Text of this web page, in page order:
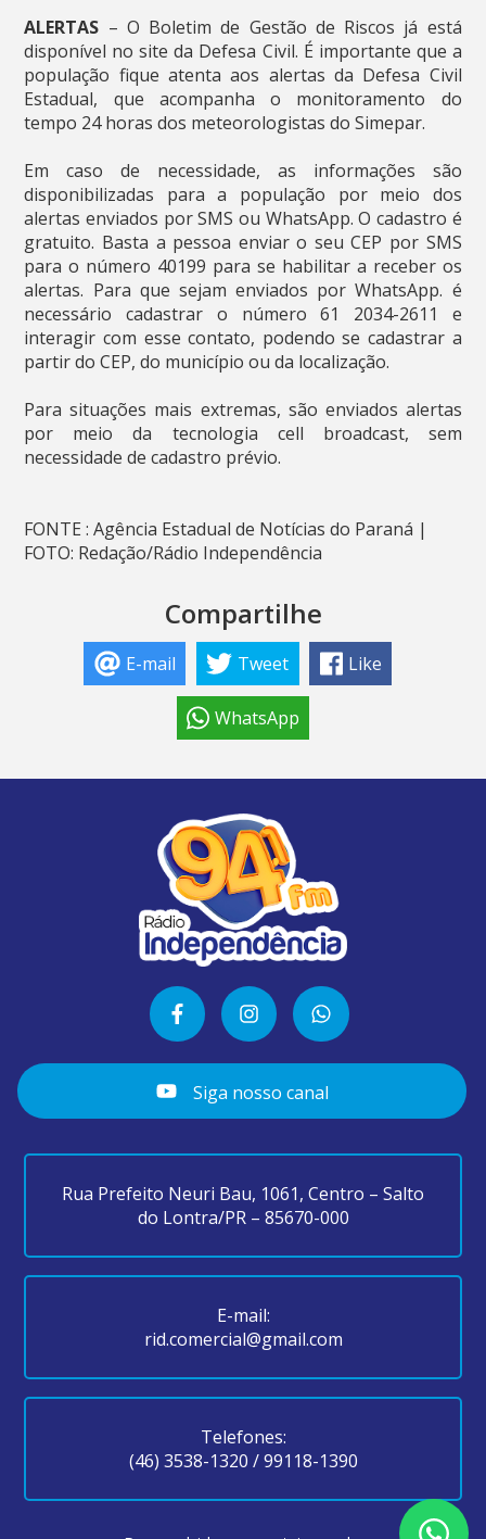
ALERTAS – O Boletim de Gestão de Riscos já está
disponível no site da Defesa Civil. É importante que a
população fique atenta aos alertas da Defesa Civil
Estadual, que acompanha o monitoramento do
tempo 24 horas dos meteorologistas do Simepar.
Em caso de necessidade, as informações são
disponibilizadas para a população por meio dos
alertas enviados por SMS ou WhatsApp. O cadastro é
gratuito. Basta a pessoa enviar o seu CEP por SMS
para o número 40199 para se habilitar a receber os
alertas. Para que sejam enviados por WhatsApp. é
necessário cadastrar o número 61 2034-2611 e
interagir com esse contato, podendo se cadastrar a
partir do CEP, do município ou da localização.
Para situações mais extremas, são enviados alertas
por meio da tecnologia cell broadcast, sem
necessidade de cadastro prévio.
FONTE : Agência Estadual de Notícias do Paraná |
FOTO: Redação/Rádio Independência
Compartilhe
E-mail Tweet Like
WhatsApp
Siga nosso canal
Rua Prefeito Neuri Bau, 1061, Centro – Salto
do Lontra/PR – 85670-000
E-mail:
rid.comercial@gmail.com
Telefones:
(46) 3538-1320 /99118-1390